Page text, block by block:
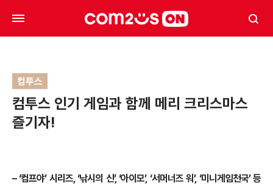
컴투스
컴투스 인기 게임과 함께 메리 크리스마스
즐기자!
– ‘컴프야’ 시리즈, ‘낚시의 신’, ‘아이모’, ‘서머너즈 워’, ‘미니게임천국’ 등